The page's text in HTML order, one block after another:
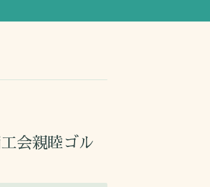
会親睦ゴル